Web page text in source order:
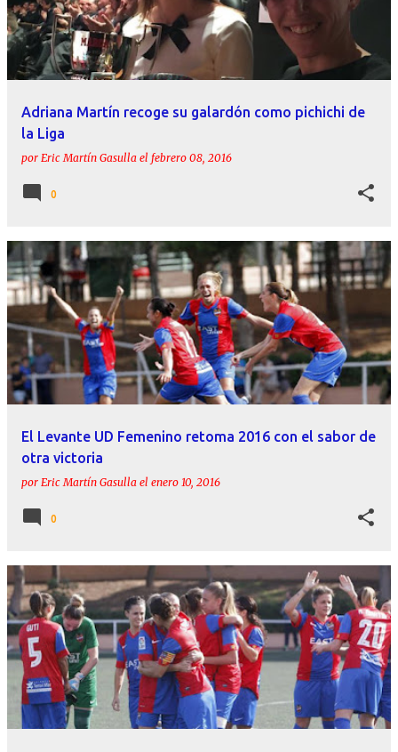
Adriana Martín recoge su galardón como pichichi de
la Liga
por Eric Martín Gasulla el febrero 08, 2016
0
El Levante UD Femenino retoma 2016 con el sabor de
otra victoria
por Eric Martín Gasulla el enero 10, 2016
0